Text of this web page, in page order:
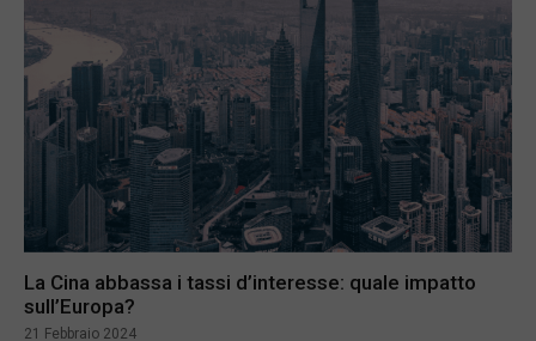
La Cina abbassa i tassi d’interesse: quale impatto
sull’Europa?
21 Febbraio 2024